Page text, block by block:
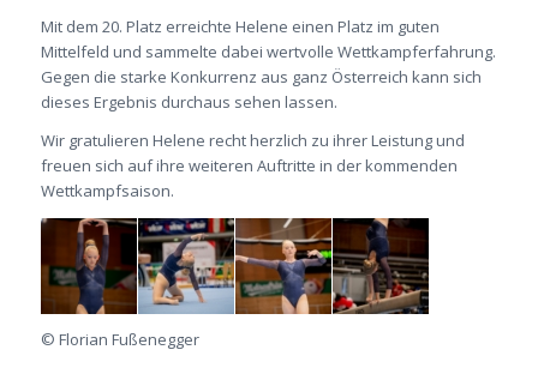
Mit dem 20. Platz erreichte Helene einen Platz im guten
Mittelfeld und sammelte dabei wertvolle Wettkampferfahrung.
Gegen die starke Konkurrenz aus ganz Österreich kann sich
dieses Ergebnis durchaus sehen lassen.
Wir gratulieren Helene recht herzlich zu ihrer Leistung und
freuen sich auf ihre weiteren Auftritte in der kommenden
Wettkampfsaison.
© Florian Fußenegger